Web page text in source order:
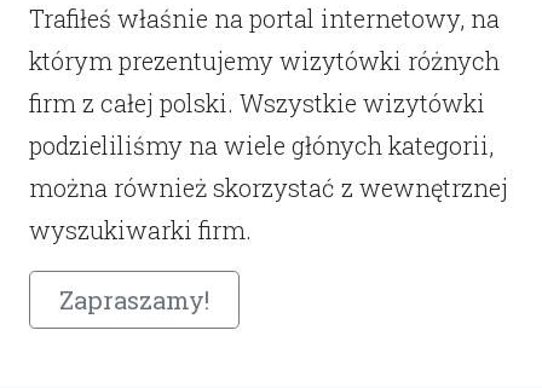
Trafiłeś właśnie na portal internetowy, na
którym prezentujemy wizytówki różnych
firm z całej polski. Wszystkie wizytówki
podzieliliśmy na wiele głónych kategorii,
można również skorzystać z wewnętrznej
wyszukiwarki firm.
Zapraszamy!